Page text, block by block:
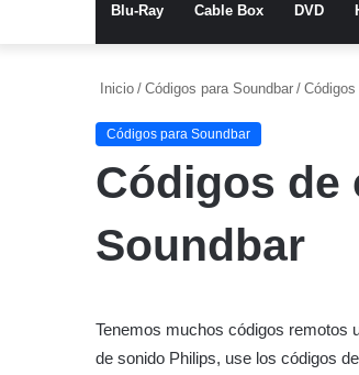
Blu-Ray Cable Box DVD
Inicio / Códigos para Soundbar /
Códigos para Soundbar
Códigos de
Soundbar
Tenemos muchos códigos remotos
de sonido Philips, use los códigos